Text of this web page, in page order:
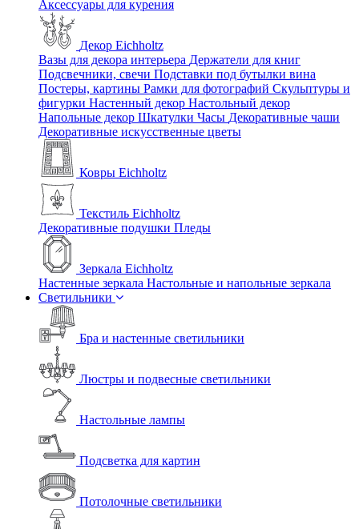
Аксессуары для курения
Декор Eichholtz
Вазы для декора интерьера Держатели для книг
Подсвечники, свечи Подставки под бутылки вина
Постеры, картины Рамки для фотографий Скульптуры и
фигурки Настенный декор Настольный декор
Напольные декор Шкатулки Часы Декоративные чаши
Декоративные искусственные цветы
Ковры Eichholtz
Текстиль Eichholtz
Декоративные подушки Пледы
Зеркала Eichholtz
Настенные зеркала Настольные и напольные зеркала
Светильники
Бра и настенные светильники
Люстры и подвесные светильники
Настольные лампы
Подсветка для картин
Потолочные светильники